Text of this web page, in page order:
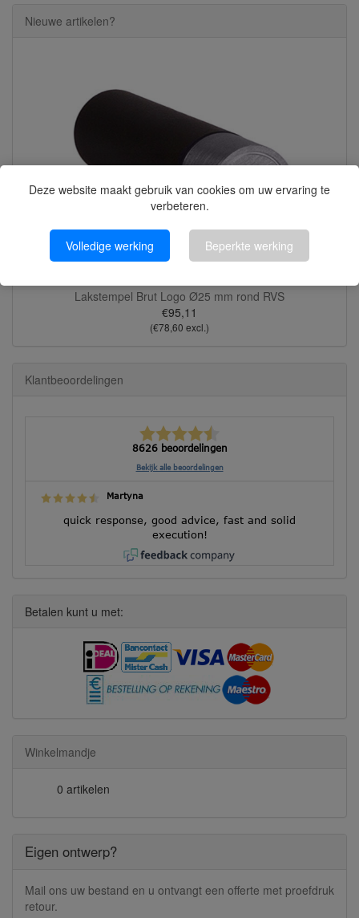
Deze website maakt gebruik van cookies om uw ervaring te
verbeteren.
Volledige werking Beperkte werking
Nieuwe artikelen?
Lakstempel Brut Logo Ø25 mm rond RVS
€95,11
(€78,60 excl.)
Klantbeoordelingen
8626 beoordelingen
Bekijk alle beoordelingen
Martyna
quick response, good advice, fast and solid
execution!
Betalen kunt u met:
Winkelmandje
0 artikelen
Eigen ontwerp?
Mail ons uw bestand en u ontvangt een offerte met proefdruk
retour.